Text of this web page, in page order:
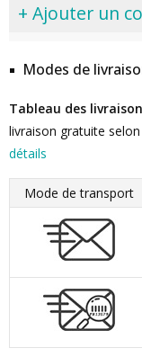
+ Ajouter un
Modes de
Tableau des
livraison gratuite
détails
Mode de transport